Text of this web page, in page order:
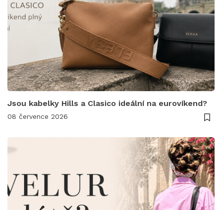
Jsou kabelky Hills a Clasico ideální na eurovíkend?
08 července 2026